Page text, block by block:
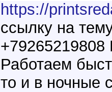
https://
ссылку на
Работаем
то и в ночные